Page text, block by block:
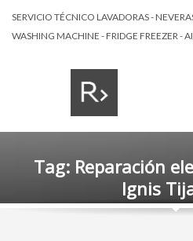
SERVICIO TÉCNICO LAVADORAS -
WASHING MACHINE - FRIDGE FREEZER -
Tag: Reparación
Ignis